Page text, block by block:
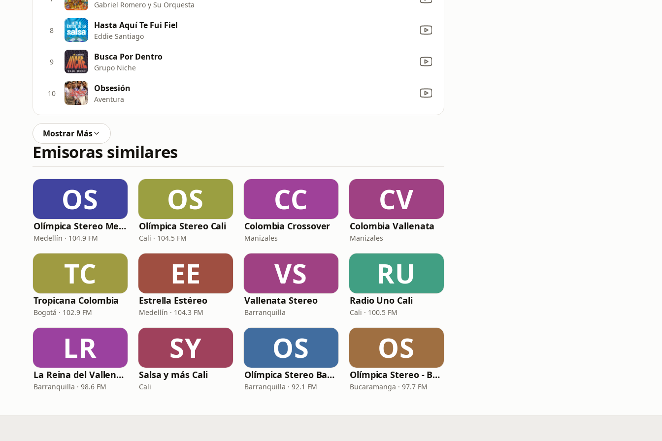
Gabriel Romero y Su Orquesta
8 Hasta Aquí Te Fui Fiel
Eddie Santiago
9 Busca Por Dentro
Grupo Niche
10 Obsesión
Aventura
Mostrar Más
Emisoras similares
OS
Olímpica Stereo Medellín
Medellín · 104.9 FM
OS
Olímpica Stereo Cali
Cali · 104.5 FM
CC
Colombia Crossover
Manizales
CV
Colombia Vallenata
Manizales
TC
Tropicana Colombia
Bogotá · 102.9 FM
EE
Estrella Estéreo
Medellín · 104.3 FM
VS
Vallenata Stereo
Barranquilla
RU
Radio Uno Cali
Cali · 100.5 FM
LR
La Reina del Vallenato
Barranquilla · 98.6 FM
SY
Salsa y más Cali
Cali
OS
Olímpica Stereo Barranquilla
Barranquilla · 92.1 FM
OS
Olímpica Stereo - Bucaramanga
Bucaramanga · 97.7 FM